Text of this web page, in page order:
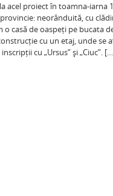
proiect în toamna-iarna
neorânduită, cu
casă de oaspeți pe bucata
cu un etaj, unde se
cu „Ursus” și „Ciuc”.